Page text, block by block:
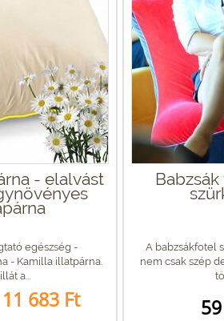
- elalvást
egészség -
- ​Kamilla illatpárna.
a...
11 683 Ft
Babzsák
A babzsákfotel
nem csak szép